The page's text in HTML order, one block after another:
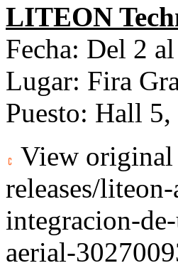
LITEON
Fecha: Del 2
Lugar: Fira
Puesto: Hall
View original
releases/
integracion-
aerial-